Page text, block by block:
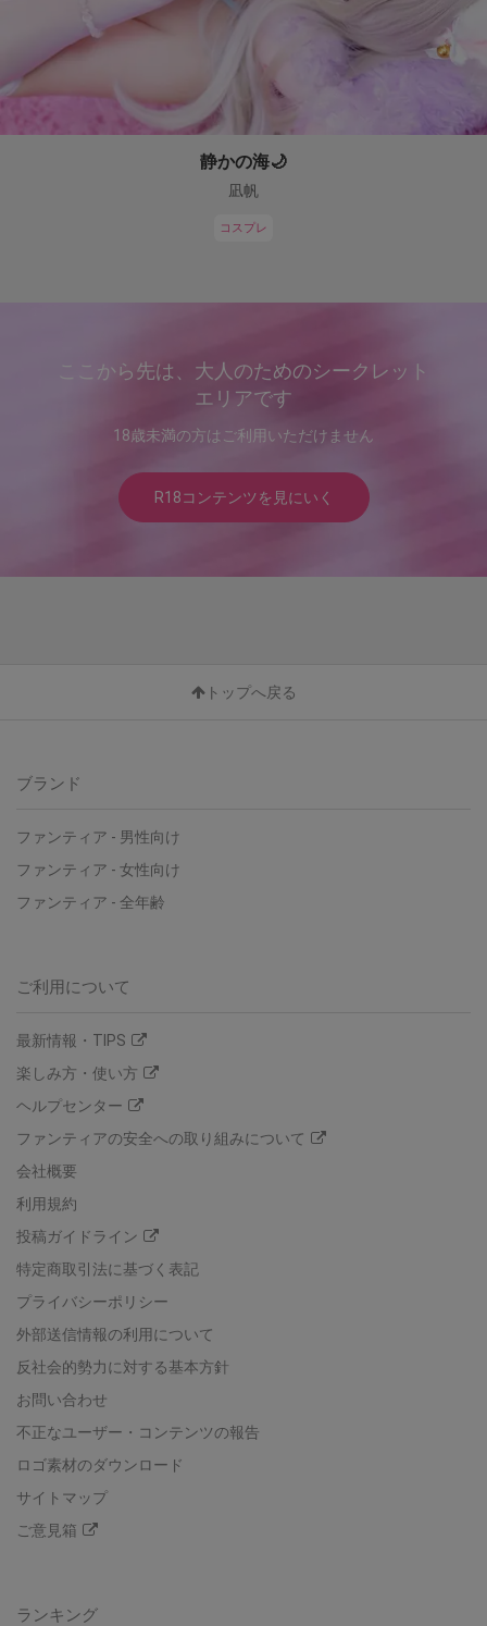
静かの海🌙
凪帆
コスプレ
ここから先は、大人のためのシークレット
エリアです
18歳未満の方はご利用いただけません
R18コンテンツを見にいく
トップへ戻る
ブランド
ファンティア - 男性向け
ファンティア - 女性向け
ファンティア - 全年齢
ご利用について
最新情報・TIPS
楽しみ方・使い方
ヘルプセンター
ファンティアの安全への取り組みについて
会社概要
利用規約
投稿ガイドライン
特定商取引法に基づく表記
プライバシーポリシー
外部送信情報の利用について
反社会的勢力に対する基本方針
お問い合わせ
不正なユーザー・コンテンツの報告
ロゴ素材のダウンロード
サイトマップ
ご意見箱
ランキング